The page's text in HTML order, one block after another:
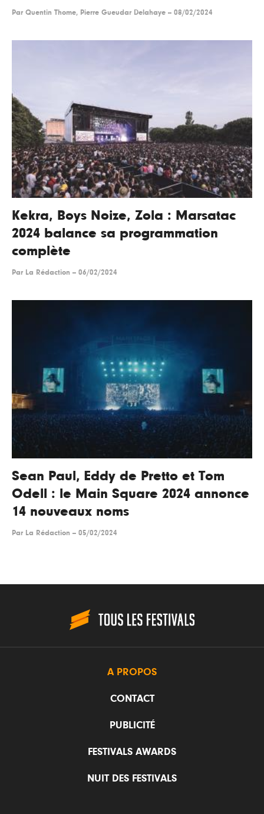
Par Quentin Thome, Pierre Gueudar Delahaye -- 08/02/2024
Kekra, Boys Noize, Zola : Marsatac
2024 balance sa programmation
complète
Par La Rédaction -- 06/02/2024
Sean Paul, Eddy de Pretto et Tom
Odell : le Main Square 2024 annonce
14 nouveaux noms
Par La Rédaction -- 05/02/2024
A PROPOS
CONTACT
PUBLICITÉ
FESTIVALS AWARDS
NUIT DES FESTIVALS